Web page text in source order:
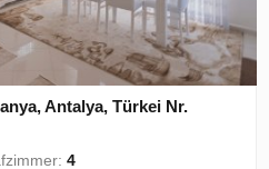
Antalya, Türkei Nr.
4